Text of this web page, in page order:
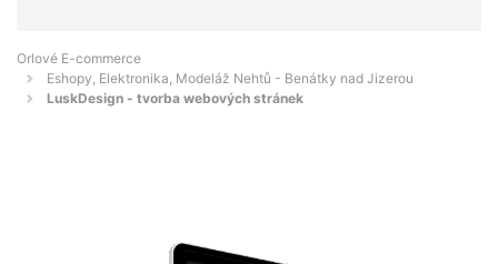
Orlové E-commerce
Eshopy, Elektronika, Modeláž Nehtů - Benátky nad Jizerou
LuskDesign - tvorba webových stránek